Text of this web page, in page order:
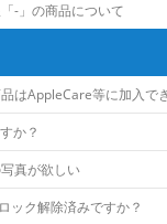
-」の商品について
はAppleCare等に加入で
か？
真が欲しい
ック解除済みですか？